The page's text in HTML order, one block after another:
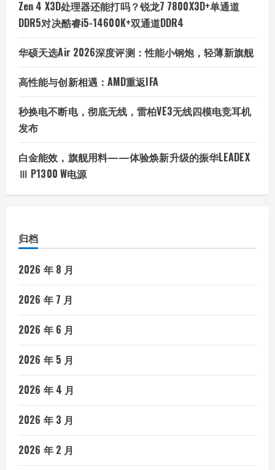
（氮
化
镓）
电
源
体
验
Zen 4 X3D处理器还能打吗？锐龙7 7800X3D+单通道
DDR5对决酷睿i5-14600K+双通道DDR4
华硕天选Air 2026深度评测：性能小钢炮，轻薄新旗舰
高性能与创新相遇：AMD重返IFA
秒换电不断电，彻底无线，雷柏VE3无线四模电竞耳机
发布
白金能效，旗舰用料——体验焕新升级的振华LEADEX
Ⅲ P1300 W电源
归档
2026 年 8 月
2026 年 7 月
2026 年 6 月
2026 年 5 月
2026 年 4 月
2026 年 3 月
2026 年 2 月